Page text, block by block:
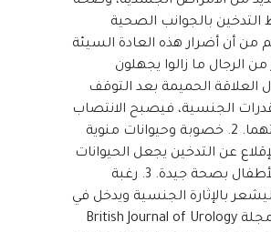
التدخين بالجوانب الصحية
من أن أضرار هذه العادة السيئة
الرجال ما زالوا يجهلون
الجنسية خلال العلاقة الحميمة بعد التوقف
الجنسية، فيصبح الانتصاب
أفضل وهذا ما ستلاحظه المرأة على الفور وسينعكس إيجابًا على علاقتهما. 2. خصوبة وحيوانات منوية
عن التدخين يجعل الحيوانات
المنوية فعالة لا بل يقلل من احتمالات الإجهاض ويزيد من فرص ولادة الأطفال بصحة جيدة. 3. رغبة
بالإثارة الجنسية ويدخل في
مزاج العلاقة الجنسية أكثر مما لو كان غير مدخن، وفقا لبحث نُشر في مجلة British Journal of Urology